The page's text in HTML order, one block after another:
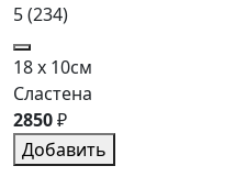
5(234)
18 x 10см
Сластена
2850₽
Добавить